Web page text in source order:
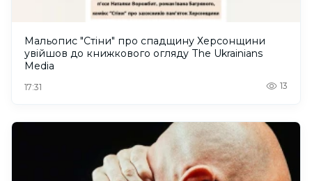
Мальопис "Стіни" про спадщину Херсонщини
увійшов до книжкового огляду The Ukrainians
Media
17:31 13